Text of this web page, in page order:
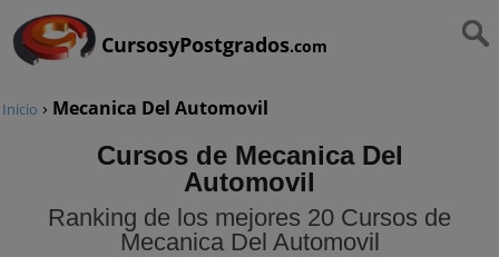
CursosyPostgrados.com
Inicio › Mecanica Del Automovil
Cursos de Mecanica Del
Automovil
Ranking de los mejores 20 Cursos de
Mecanica Del Automovil